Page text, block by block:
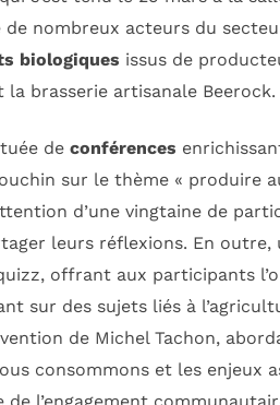
de nombreux acteurs du
biologiques issus de
la brasserie artisanale Beerock.
de conférences
sur le thème « produire
d’une vingtaine de
leurs réflexions. En
offrant aux participants
sur des sujets liés à
de Michel Tachon,
consommons et les enjeux